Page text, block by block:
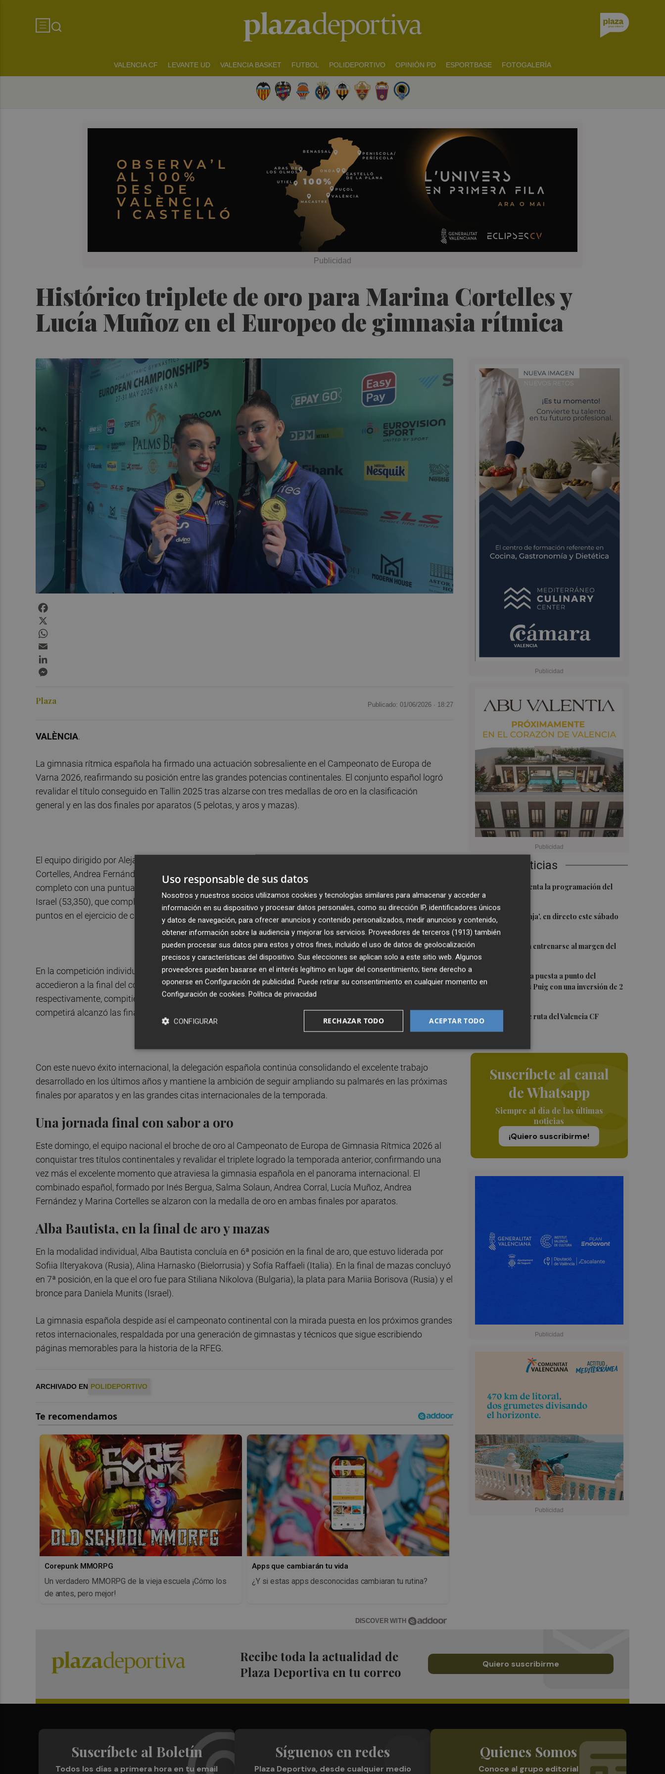
VALENCIA CF LEVANTE UD VALENCIA BASKET FUTBOL POLIDEPORTIVO OPINIÓN PD ESPORTBASE FOTOGALERÍA
Histórico triplete de oro para Marina Cortelles y
Lucía Muñoz en el Europeo de gimnasia rítmica
Últimas Noticias
El Valencia presenta la programación del
Trofeu Taronja
2El 'Trofeu Taronja', en directo este sábado
por À Punt
3
Almeida vuelve a entrenarse al margen del
grupo
4 València ultima la puesta a punto del
Velódromo Lluís Puig con una inversión de 2
5La nueva hoja de ruta del Valencia CF
Suscríbete al canal
de Whatsapp
Siempre al día de las últimas
noticias
¡Quiero suscribirme!
Plaza Publicado: 01/06/2026 · 18:27
VALÈNCIA.
La gimnasia rítmica española ha firmado una actuación sobresaliente en el Campeonato de Europa de
Varna 2026, reafirmando su posición entre las grandes potencias continentales. El conjunto español logró
revalidar el título conseguido en Tallin 2025 tras alzarse con tres medallas de oro en la clasificación
general y en las dos finales por aparatos (5 pelotas, y aros y mazas).
El equipo dirigido por Alejandra Quereda y Ana María Pelaz, integrado por Inés Bergua, Andrea Corral, Marina
Cortelles, Andrea Fernández, Lucía Muñoz y Salma Solaun, conquistó la medalla de oro en el concurso
completo con una puntuación total de 57,650 puntos. España se impuso con autoridad a Rusia (53,450) e
Israel (53,350), que completaron el podio. Las españolas brillaron en sus dos ejercicios, obteniendo 28,850
puntos en el ejercicio de cinco pelotas y 28,800 en el ejercicio mixto de tres aros y dos pares de mazas.
En la competición individual, España estuvo representada por Alba Bautista y Daniela Picó, quienes
accedieron a la final del concurso general y finalizaron en las posiciones decimotercera y decimoséptima
respectivamente, compitiendo entre las mejores gimnastas del continente. Además, Alba Bautista
competirá alcanzó las finales de aro y mazas.
Con este nuevo éxito internacional, la delegación española continúa consolidando el excelente trabajo
desarrollado en los últimos años y mantiene la ambición de seguir ampliando su palmarés en las próximas
finales por aparatos y en las grandes citas internacionales de la temporada.
Una jornada final con sabor a oro
Este domingo, el equipo nacional el broche de oro al Campeonato de Europa de Gimnasia Rítmica 2026 al
conquistar tres títulos continentales y revalidar el triplete logrado la temporada anterior, confirmando una
vez más el excelente momento que atraviesa la gimnasia española en el panorama internacional. El
combinado español, formado por Inés Bergua, Salma Solaun, Andrea Corral, Lucía Muñoz, Andrea
Fernández y Marina Cortelles se alzaron con la medalla de oro en ambas finales por aparatos.
Alba Bautista, en la final de aro y mazas
En la modalidad individual, Alba Bautista concluía en 6ª posición en la final de aro, que estuvo liderada por
Sofiia Ilteryakova (Rusia), Alina Harnasko (Bielorrusia) y Sofía Raffaeli (Italia). En la final de mazas concluyó
en 7ª posición, en la que el oro fue para Stiliana Nikolova (Bulgaria), la plata para Mariia Borisova (Rusia) y el
bronce para Daniela Munits (Israel).
La gimnasia española despide así el campeonato continental con la mirada puesta en los próximos grandes
retos internacionales, respaldada por una generación de gimnastas y técnicos que sigue escribiendo
páginas memorables para la historia de la RFEG.
ARCHIVADO EN POLIDEPORTIVO
Corepunk MMORPG
Un verdadero MMORPG de la vieja escuela ¡Cómo los
de antes, pero mejor!
Apps que cambiarán tu vida
¿Y si estas apps desconocidas cambiaran tu rutina?
DISCOVER WITH
Recibe toda la actualidad de
Plaza Deportiva en tu correo
Quiero suscribirme
Suscríbete al Boletín
Todos los días a primera hora en tu email
Síguenos en redes
Plaza Deportiva, desde cualquier medio
Quienes Somos
Conoce al grupo editorial
Uso responsable de sus datos
Nosotros y nuestros socios utilizamos cookies y tecnologías similares para almacenar y acceder a
información en su dispositivo y procesar datos personales, como su dirección IP, identificadores únicos
y datos de navegación, para ofrecer anuncios y contenido personalizados, medir anuncios y contenido,
obtener información sobre la audiencia y mejorar los servicios. Proveedores de terceros (1913) también
pueden procesar sus datos para estos y otros fines, incluido el uso de datos de geolocalización
precisos y características del dispositivo. Sus elecciones se aplican solo a este sitio web. Algunos
proveedores pueden basarse en el interés legítimo en lugar del consentimiento; tiene derecho a
oponerse en Configuración de publicidad. Puede retirar su consentimiento en cualquier momento en
Configuración de cookies. Política de privacidad
ACEPTAR TODO
RECHAZAR TODO
CONFIGURAR